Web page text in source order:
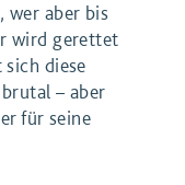
wer aber bis
wird gerettet
diese
– aber
für seine